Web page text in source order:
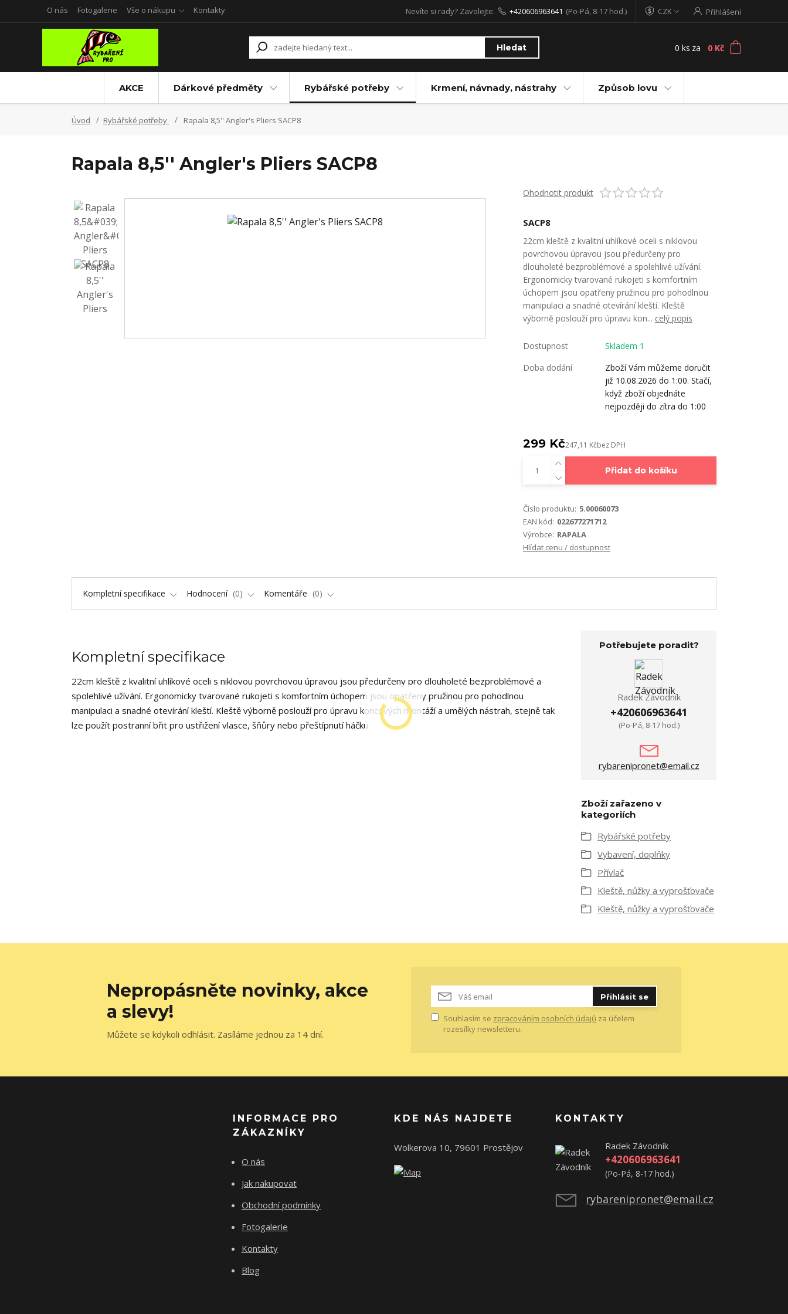
O nás Fotogalerie Vše o nákupu Kontakty CZK Přihlášení
Hledat
Nevíte si rady? Zavolejte. +420606963641 (Po-Pá, 8-17 hod.)
0 ks za 0 Kč
AKCE Dárkové předměty Rybářské potřeby Krmení, návnady, nástrahy Způsob lovu
Úvod Rybářské potřeby Rapala 8,5'' Angler's Pliers SACP8
Rapala 8,5'' Angler's Pliers SACP8
Ohodnotit produkt
SACP8
22cm kleště z kvalitní uhlíkové oceli s niklovou
povrchovou úpravou jsou předurčeny pro
dlouholeté bezproblémové a spolehlivé užívání.
Ergonomicky tvarované rukojeti s komfortním
úchopem jsou opatřeny pružinou pro pohodlnou
manipulaci a snadné otevírání kleští. Kleště
výborně poslouží pro úpravu kon... celý popis
Dostupnost
Skladem 1
Doba dodání
Zboží Vám můžeme doručit
již 10.08.2026 do 1:00. Stačí,
když zboží objednáte
nejpozději do zítra do 1:00
299 Kč247,11 Kčbez DPH
Přidat do košíku
Číslo produktu: 5.00060073
EAN kód: 022677271712
Výrobce: RAPALA
Hlídat cenu / dostupnost
Kompletní specifikace Hodnocení 0 Komentáře 0
Kompletní specifikace
22cm kleště z kvalitní uhlíkové oceli s niklovou povrchovou úpravou jsou předurčeny pro dlouholeté bezproblémové a
spolehlivé užívání. Ergonomicky tvarované rukojeti s komfortním úchopem jsou opatřeny pružinou pro pohodlnou
manipulaci a snadné otevírání kleští. Kleště výborně poslouží pro úpravu koncových montáží a umělých nástrah, stejně tak
lze použít postranní břit pro ustřižení vlasce, šňůry nebo přeštípnutí háčku.
Potřebujete poradit?
Radek Závodník
+420606963641
(Po-Pá, 8-17 hod.)
rybarenipronet@email.cz
Zboží zařazeno v
kategoriích
Rybářské potřeby
Vybavení, doplňky
Přívlač
Kleště, nůžky a vyprošťovače
Kleště, nůžky a vyprošťovače
Nepropásněte novinky, akce
a slevy!
Můžete se kdykoli odhlásit. Zasíláme jednou za 14 dní.
Přihlásit se
Souhlasím se zpracováním osobních údajů za účelem
rozesílky newsletteru.
INFORMACE PRO
ZÁKAZNÍKY
O nás
Jak nakupovat
Obchodní podmínky
Fotogalerie
Kontakty
Blog
KDE NÁS NAJDETE
Wolkerova 10, 79601 Prostějov
KONTAKTY
Radek Závodník
+420606963641
(Po-Pá, 8-17 hod.)
rybarenipronet@email.cz